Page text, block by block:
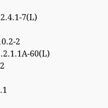
7(L)
2
60(L)